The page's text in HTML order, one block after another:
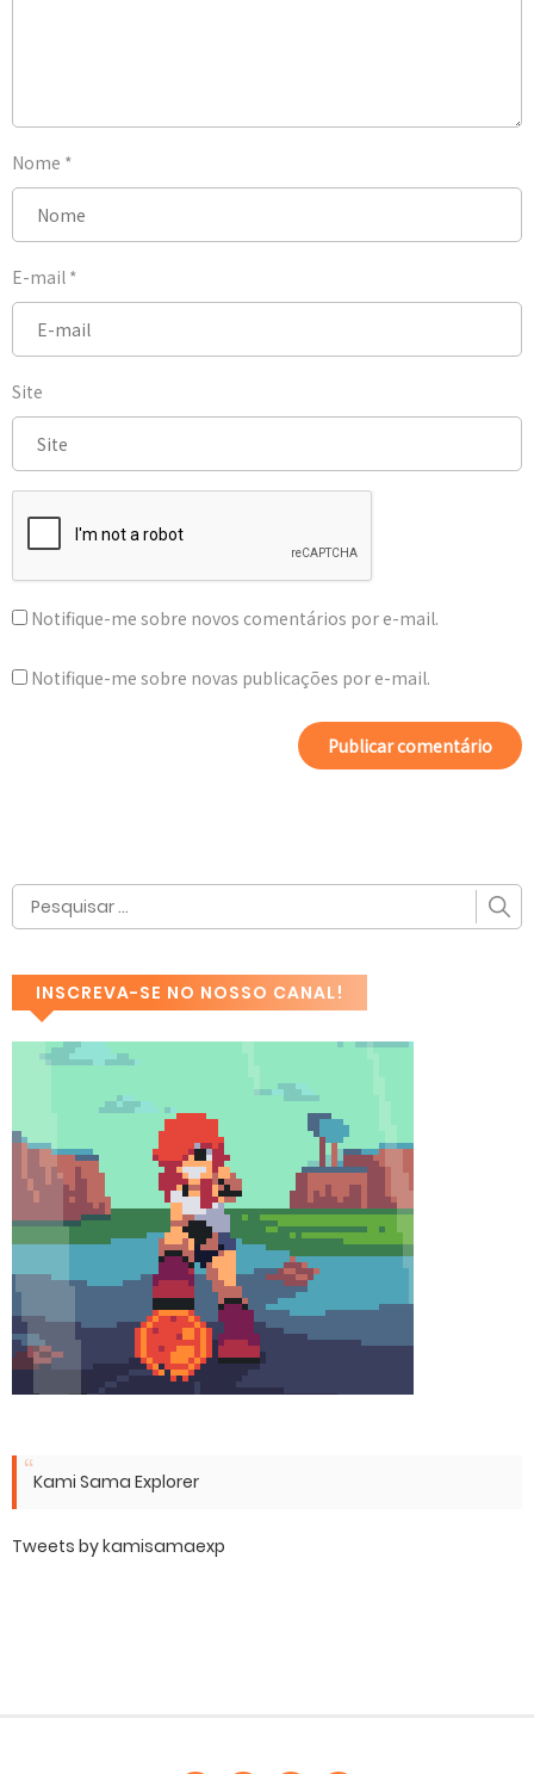
Nome *
E-mail *
Site
Notifique-me sobre novos comentários por e-mail.
Notifique-me sobre novas publicações por e-mail.
INSCREVA-SE NO NOSSO CANAL!
Kami Sama Explorer
Tweets by kamisamaexp